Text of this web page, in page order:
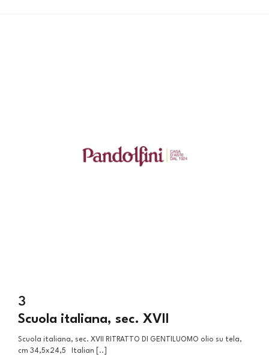
3
Scuola italiana, sec. XVII
Scuola italiana, sec. XVII RITRATTO DI GENTILUOMO olio su tela,
cm 34,5x24,5 Italian [..]